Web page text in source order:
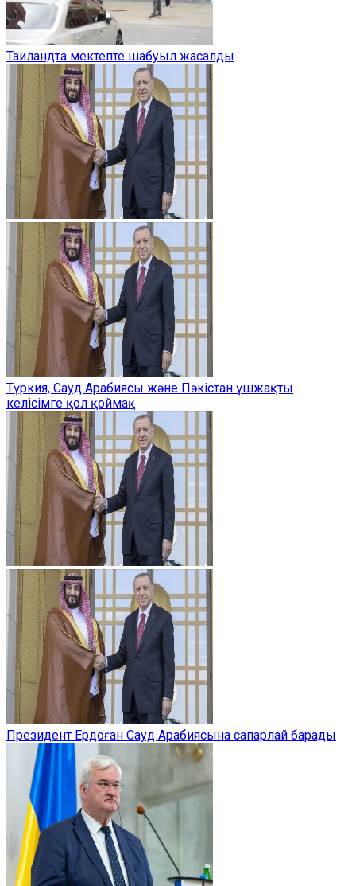
Таиландта мектепте шабуыл жасалды
Түркия, Сауд Арабиясы және Пәкістан үшжақты
келісімге қол қоймақ
Президент Ердоған Сауд Арабиясына сапарлай барады